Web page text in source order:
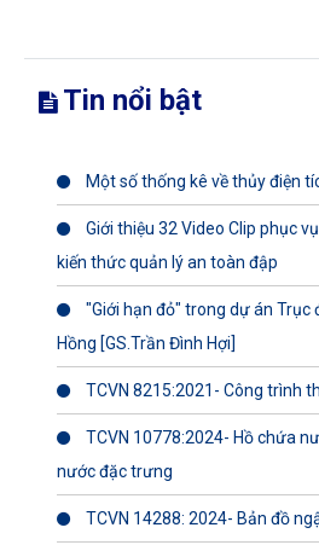
Tin nổi bật
Một số thống kê về thủy điện
Giới thiệu 32 Video Clip phục
kiến thức quản lý an toàn đập
"Giới hạn đỏ" trong dự án Trục
Hồng [GS.Trần Đình Hợi]
TCVN 8215:2021- Công trình
TCVN 10778:2024- Hồ chứa
nước đặc trưng
TCVN 14288: 2024- Bản đồ